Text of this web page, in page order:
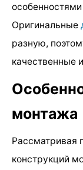
Оригинальные
разную,
качественные
монтажа
Рассматривая
конструкций